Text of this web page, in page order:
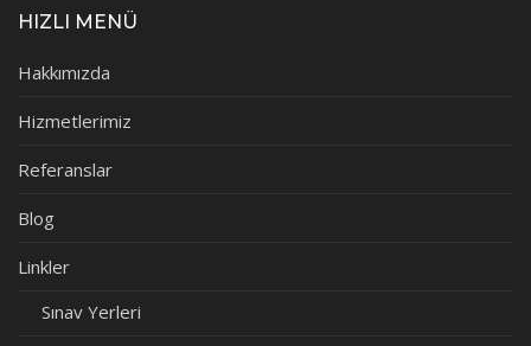
HIZLI MENÜ
Hakkımızda
Hizmetlerimiz
Referanslar
Blog
Linkler
Sınav Yerleri